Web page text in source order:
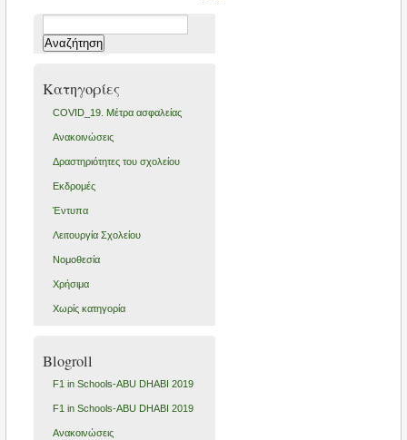
για:
Kατηγορίες
COVID_19. Μέτρα ασφαλείας
Ανακοινώσεις
Δραστηριότητες του σχολείου
Εκδρομές
Έντυπα
Λειτουργία Σχολείου
Νομοθεσία
Χρήσιμα
Χωρίς κατηγορία
Blogroll
F1 in Schools-ABU DHABI 2019
F1 in Schools-ABU DHABI 2019
Ανακοινώσεις